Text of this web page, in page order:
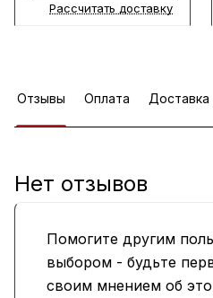
Рассчитать доставку
Отзывы Оплата Доставка
Помогите другим
выбором - будьте
своим мнением об
Нет отзывов